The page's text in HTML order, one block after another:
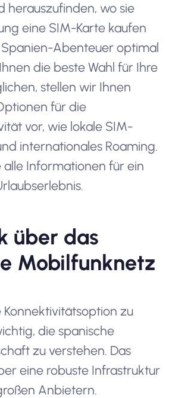
herauszufinden, wo sie
eine SIM-Karte kaufen
Abenteuer optimal
die beste Wahl für Ihre
stellen wir Ihnen
für die
vor, wie lokale SIM-
internationales Roaming.
alle Informationen für ein
über das
Mobilfunknetz
zu
die spanische
zu verstehen. Das
eine robuste Infrastruktur
Anbietern.